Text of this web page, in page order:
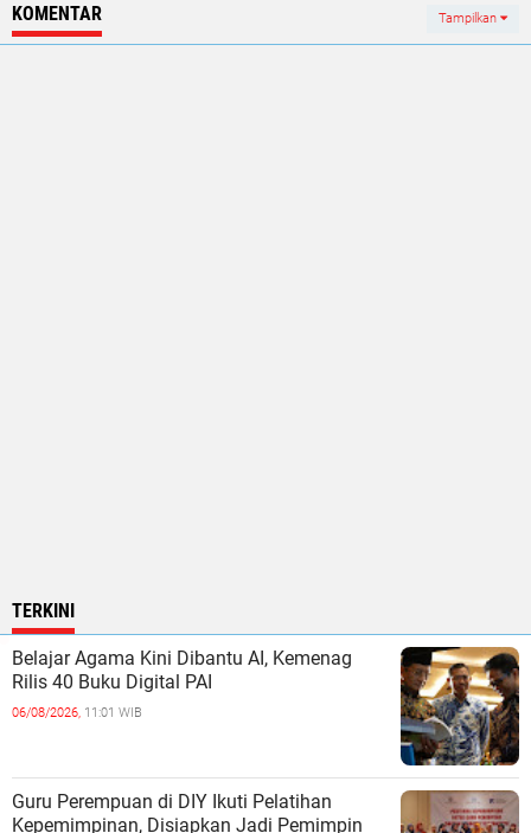
KOMENTAR Tampilkan
TERKINI
Belajar Agama Kini Dibantu AI, Kemenag
Rilis 40 Buku Digital PAI
06/08/2026, 11:01 WIB
Guru Perempuan di DIY Ikuti Pelatihan
Kepemimpinan, Disiapkan Jadi Pemimpin